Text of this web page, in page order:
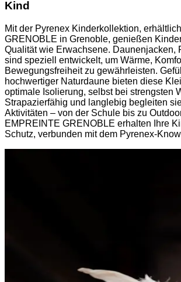
Kind
Mit der Pyrenex Kinderkollektion,
GRENOBLE in Grenoble, genießen
Qualität wie Erwachsene. Daunenjacken,
sind speziell entwickelt, um Wärme,
Bewegungsfreiheit zu gewährleisten.
hochwertiger Naturdaune bieten diese
optimale Isolierung, selbst bei strengsten
Strapazierfähig und langlebig begleiten
Aktivitäten – von der Schule bis zu
EMPREINTE GRENOBLE erhalten Ihre
Schutz, verbunden mit dem Pyrenex-